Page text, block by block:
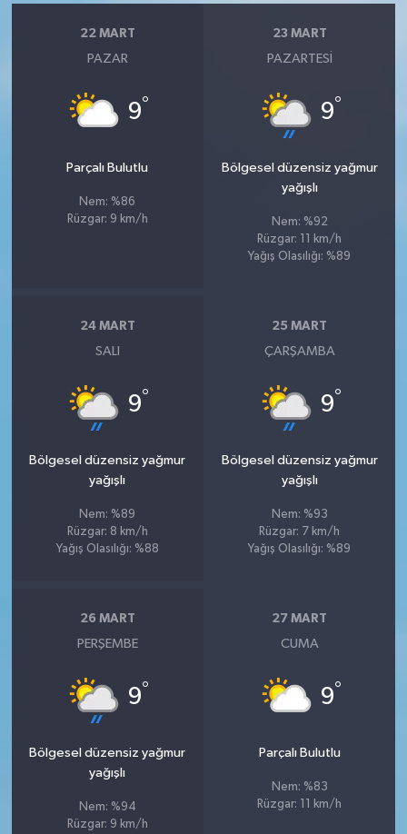
22 MART
PAZAR
9°
Parçalı Bulutlu
Nem: %86
Rüzgar: 9 km/h
23 MART
PAZARTESI
9°
Bölgesel düzensiz yağmur
yağışlı
Nem: %92
Rüzgar: 11 km/h
Yağış Olasılığı: %89
24 MART
SALI
9°
Bölgesel düzensiz yağmur
yağışlı
Nem: %89
Rüzgar: 8 km/h
Yağış Olasılığı: %88
25 MART
ÇARŞAMBA
9°
Bölgesel düzensiz yağmur
yağışlı
Nem: %93
Rüzgar: 7 km/h
Yağış Olasılığı: %89
26 MART
PERŞEMBE
9°
Bölgesel düzensiz yağmur
yağışlı
Nem: %94
Rüzgar: 9 km/h
27 MART
CUMA
9°
Parçalı Bulutlu
Nem: %83
Rüzgar: 11 km/h